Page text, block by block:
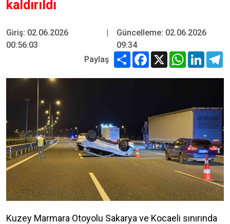
kaldırıldı
Giriş: 02.06.2026
00:56:03
|
Güncelleme: 02.06.2026
09:34
Paylaş
Share Facebook
X WhatsApp
Kuzey Marmara Otoyolu Sakarya ve Kocaeli sınırında